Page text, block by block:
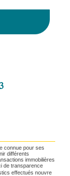
connue pour ses
différents
immobilières
de transparence
effectués nouvre